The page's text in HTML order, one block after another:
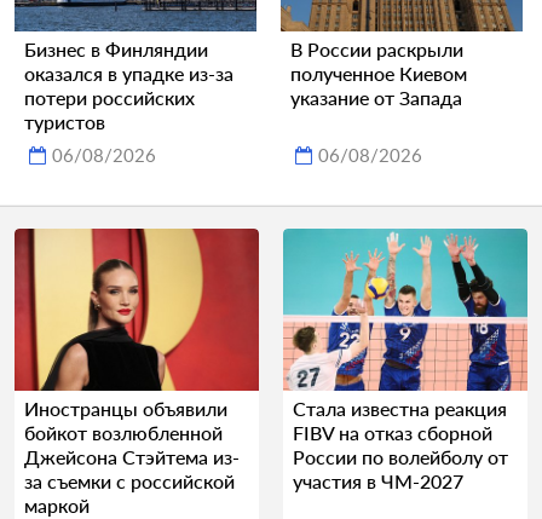
Бизнес в Финляндии
оказался в упадке из-за
потери российских
туристов
06/08/2026
В России раскрыли
полученное Киевом
указание от Запада
06/08/2026
Иностранцы объявили
бойкот возлюбленной
Джейсона Стэйтема из-
за съемки с российской
маркой
Стала известна реакция
FIBV на отказ сборной
России по волейболу от
участия в ЧМ-2027